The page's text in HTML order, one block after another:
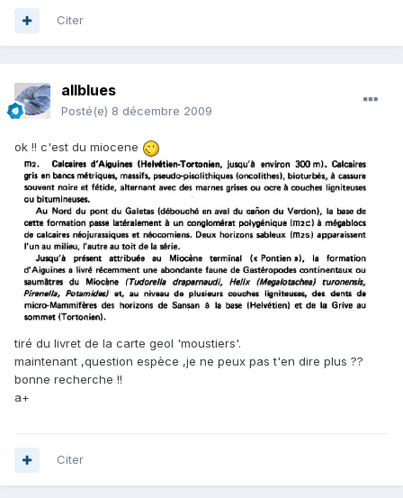
Citer
allblues
Posté(e) 8 décembre 2009
ok !! c'est du miocene
tiré du livret de la carte geol 'moustiers'.
maintenant ,question espèce ,je ne peux pas t'en dire plus ??
bonne recherche !!
a+
Citer